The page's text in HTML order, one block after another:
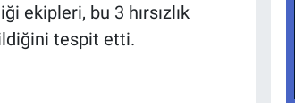
ekipleri, bu 3 hırsızlık
tespit etti.